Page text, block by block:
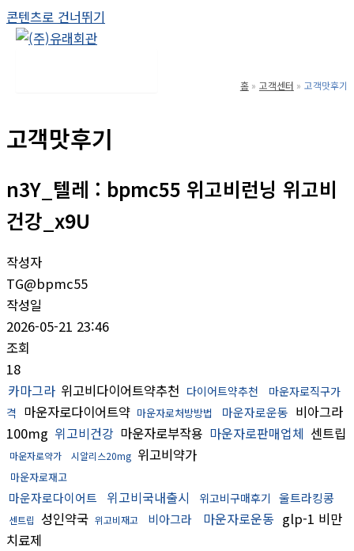
콘텐츠로 건너뛰기
홈 고객센터 고객맛후기
고객맛후기
n3Y_텔레 : bpmc55 위고비런닝 위고비
건강_x9U
작성자
TG@bpmc55
작성일
2026-05-21 23:46
조회
18
카마그라 위고비다이어트약추천 다이어트약추천
마운자로직구가
격 마운자로다이어트약 마운자로처방방법 마운자로운동 비아그라
100mg 위고비건강 마운자로부작용 마운자로판매업체 센트립
마운자로약가 시알리스20mg 위고비약가
마운자로재고
마운자로다이어트 위고비국내출시 위고비구매후기 울트라킹콩
센트립 성인약국 위고비재고 비아그라 마운자로운동 glp-1 비만
치료제